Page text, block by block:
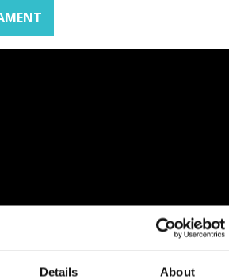
Details About